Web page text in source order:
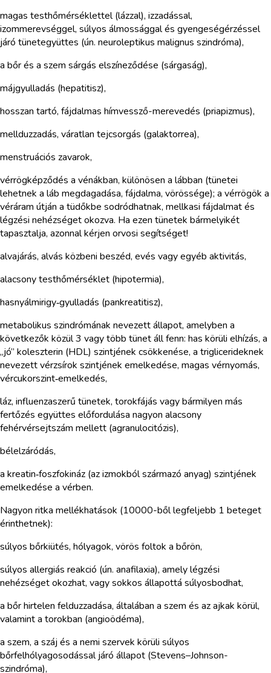
magas testhőmérséklettel (lázzal), izzadással,
izommerevséggel, súlyos álmossággal és gyengeségérzéssel
járó tünetegyüttes (ún. neuroleptikus malignus szindróma),
a bőr és a szem sárgás elszíneződése (sárgaság),
májgyulladás (hepatitisz),
hosszan tartó, fájdalmas hímvessző-merevedés (priapizmus),
mellduzzadás, váratlan tejcsorgás (galaktorrea),
menstruációs zavarok,
vérrögképződés a vénákban, különösen a lábban (tünetei
lehetnek a láb megdagadása, fájdalma, vörössége); a vérrögök a
véráram útján a tüdőkbe sodródhatnak, mellkasi fájdalmat és
légzési nehézséget okozva. Ha ezen tünetek bármelyikét
tapasztalja, azonnal kérjen orvosi segítséget!
alvajárás, alvás közbeni beszéd, evés vagy egyéb aktivitás,
alacsony testhőmérséklet (hipotermia),
hasnyálmirigy‑gyulladás (pankreatitisz),
metabolikus szindrómának nevezett állapot, amelyben a
következők közül 3 vagy több tünet áll fenn: has körüli elhízás, a
„jó” koleszterin (HDL) szintjének csökkenése, a triglicerideknek
nevezett vérzsírok szintjének emelkedése, magas vérnyomás,
vércukorszint‑emelkedés,
láz, influenzaszerű tünetek, torokfájás vagy bármilyen más
fertőzés együttes előfordulása nagyon alacsony
fehérvérsejtszám mellett (agranulocitózis),
bélelzáródás,
a kreatin‑foszfokináz (az izmokból származó anyag) szintjének
emelkedése a vérben.
Nagyon ritka mellékhatások (10000-ből legfeljebb 1 beteget
érinthetnek):
súlyos bőrkiütés, hólyagok, vörös foltok a bőrön,
súlyos allergiás reakció (ún. anafilaxia), amely légzési
nehézséget okozhat, vagy sokkos állapottá súlyosbodhat,
a bőr hirtelen felduzzadása, általában a szem és az ajkak körül,
valamint a torokban (angioödéma),
a szem, a száj és a nemi szervek körüli súlyos
bőrfelhólyagosodással járó állapot (Stevens–Johnson-
szindróma),